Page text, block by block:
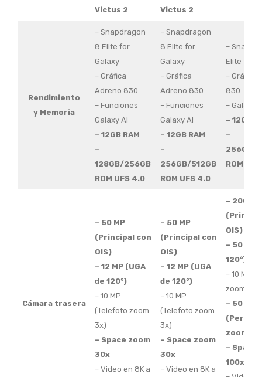
Victus 2
Victus 2
Rendimiento
y Memoria
– Snapdragon
8 Elite for
Galaxy
– Gráfica
Adreno 830
– Funciones
Galaxy AI
– 12GB RAM
–
128GB/256GB
ROM UFS 4.0
– Snapdragon
8 Elite for
Galaxy
– Gráfica
Adreno 830
– Funciones
Galaxy AI
– 12GB RAM
–
256GB/512GB
ROM UFS 4.0
–
Elite for
– Gráfica
830
– Galaxy
– 12GB
–
256GB/
ROM
Cámara trasera
– 50 MP
(Principal con
OIS)
– 12 MP (UGA
de 120°)
– 10 MP
(Telefoto zoom
3x)
– Space zoom
30x
– Video en 8K a
– 50 MP
(Principal con
OIS)
– 12 MP (UGA
de 120°)
– 10 MP
(Telefoto zoom
3x)
– Space zoom
30x
– Video en 8K a
– 200 MP
OIS)
– 50 MP
120°)
– 10 MP
zoom 3x)
– 50 MP
zoom
– Space
100x